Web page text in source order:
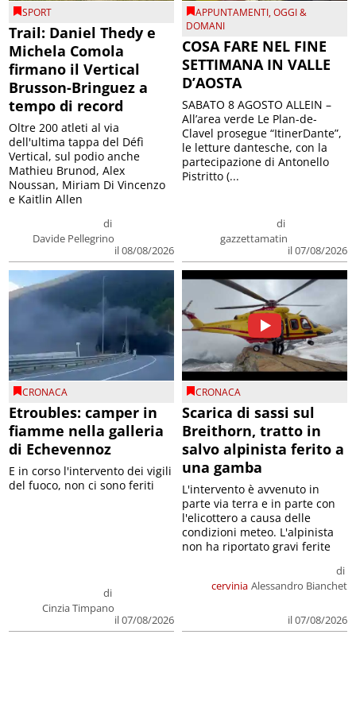
SPORT
Trail: Daniel Thedy e
Michela Comola
firmano il Vertical
Brusson-Bringuez a
tempo di record
di
Davide Pellegrino
il 08/08/2026
Oltre 200 atleti al via
dell'ultima tappa del Défì
Vertical, sul podio anche
Mathieu Brunod, Alex
Noussan, Miriam Di Vincenzo
e Kaitlin Allen
APPUNTAMENTI,OGGI &
DOMANI
COSA FARE NEL FINE
SETTIMANA IN VALLE
D’AOSTA
di
gazzettamatin
il 07/08/2026
SABATO 8 AGOSTO ALLEIN –
All’area verde Le Plan-de-
Clavel prosegue “ItinerDante”,
le letture dantesche, con la
partecipazione di Antonello
Pistritto (...
CRONACA
Etroubles: camper in
fiamme nella galleria
di Echevennoz
di
Cinzia Timpano
il 07/08/2026
E in corso l'intervento dei vigili
del fuoco, non ci sono feriti
CRONACA
Scarica di sassi sul
Breithorn, tratto in
salvo alpinista ferito a
una gamba
cervinia
di
Alessandro Bianchet
il 07/08/2026
L'intervento è avvenuto in
parte via terra e in parte con
l'elicottero a causa delle
condizioni meteo. L'alpinista
non ha riportato gravi ferite